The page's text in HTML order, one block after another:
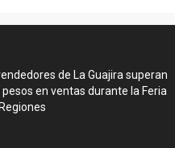
de La Guajira superan
pesos en ventas durante la Feria